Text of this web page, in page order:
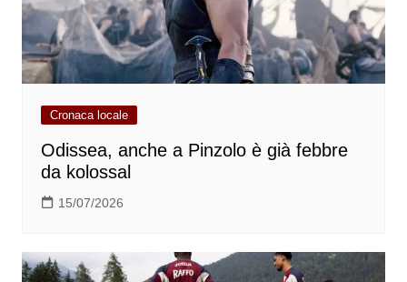
Cronaca locale
Odissea, anche a Pinzolo è già febbre
da kolossal
15/07/2026